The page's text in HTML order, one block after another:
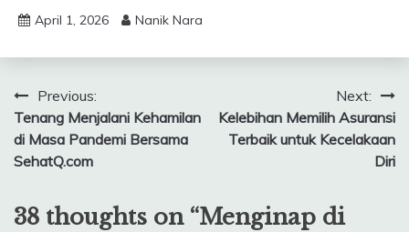
April 1, 2026 Nanik Nara
Post
navigation
Previous:
Tenang Menjalani Kehamilan
di Masa Pandemi Bersama
SehatQ.com
Next:
Kelebihan Memilih Asuransi
Terbaik untuk Kecelakaan
Diri
38 thoughts on “Menginap di